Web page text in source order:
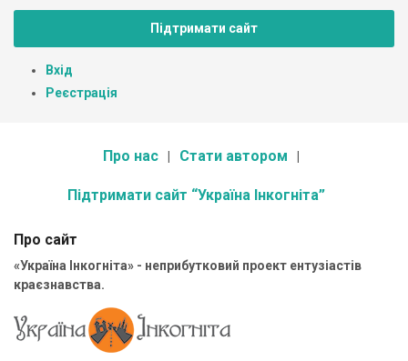
Підтримати сайт
Вхід
Реєстрація
Про нас Стати автором
Підтримати сайт “Україна Інкогніта”
Про сайт
«Україна Інкогніта» - неприбутковий проект ентузіастів
краєзнавства.